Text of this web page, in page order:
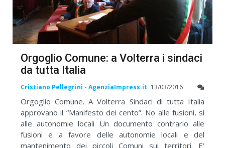
Orgoglio Comune: a Volterra i sindaci
da tutta Italia
Cristiano Pellegrini - AgenziaImpress.it 13/03/2016
Orgoglio Comune. A Volterra Sindaci di tutta Italia
approvano il “Manifesto dei cento”. No alle fusioni, sì
alle autonomie locali Un documento contrario alle
fusioni e a favore delle autonomie locali e del
mantenimento dei piccoli Comuni sui territori. E’